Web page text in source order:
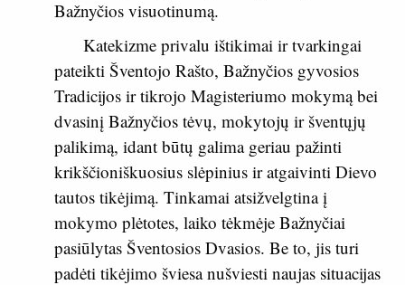
Bažnyčios visuotinumą.
Katekizme privalu ištikimai ir tvarkingai
pateikti Šventojo Rašto, Bažnyčios gyvosios
Tradicijos ir tikrojo Magisteriumo mokymą bei
dvasinį Bažnyčios tėvų, mokytojų ir šventųjų
palikimą, idant būtų galima geriau pažinti
krikščioniškuosius slėpinius ir atgaivinti Dievo
tautos tikėjimą. Tinkamai atsižvelgtina į
mokymo plėtotes, laiko tėkmėje Bažnyčiai
pasiūlytas Šventosios Dvasios. Be to, jis turi
padėti tikėjimo šviesa nušviesti naujas situacijas